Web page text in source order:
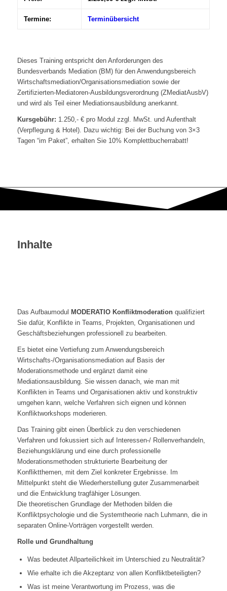
Termine: Terminübersicht
Dieses Training entspricht den Anforderungen des
Bundesverbands Mediation (BM) für den Anwendungsbereich
Wirtschaftsmediation/Organisationsmediation sowie der
Zertifizierten-Mediatoren-Ausbildungsverordnung (ZMediatAusbV)
und wird als Teil einer Mediationsausbildung anerkannt.
Kursgebühr: 1.250,- € pro Modul zzgl. MwSt. und Aufenthalt
(Verpflegung & Hotel). Dazu wichtig: Bei der Buchung von 3×3
Tagen “im Paket”, erhalten Sie 10% Komplettbucherrabatt!
Inhalte
Das Aufbaumodul MODERATIO Konfliktmoderationqualifiziert
Sie dafür, Konflikte in Teams, Projekten, Organisationen und
Geschäftsbeziehungen professionell zu bearbeiten.
Es bietet eine Vertiefung zum Anwendungsbereich
Wirtschafts-/Organisationsmediation auf Basis der
Moderationsmethode und ergänzt damit eine
Mediationsausbildung. Sie wissen danach, wie man mit
Konflikten in Teams und Organisationen aktiv und konstruktiv
umgehen kann, welche Verfahren sich eignen und können
Konfliktworkshops moderieren.
Das Training gibt einen Überblick zu den verschiedenen
Verfahren und fokussiert sich auf Interessen-/ Rollenverhandeln,
Beziehungsklärung und eine durch professionelle
Moderationsmethoden strukturierte Bearbeitung der
Konfliktthemen, mit dem Ziel konkreter Ergebnisse. Im
Mittelpunkt steht die Wiederherstellung guter Zusammenarbeit
und die Entwicklung tragfähiger Lösungen.
Die theoretischen Grundlage der Methoden bilden die
Konfliktpsychologie und die Systemtheorie nach Luhmann, die in
separaten Online-Vorträgen vorgestellt werden.
Rolle und Grundhaltung
Was bedeutet Allparteilichkeit im Unterschied zu Neutralität?
Wie erhalte ich die Akzeptanz von allen Konfliktbeteiligten?
Was ist meine Verantwortung im Prozess, was die